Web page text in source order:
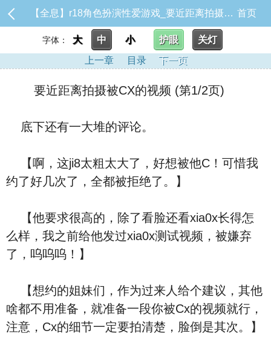
【全息】r18角色扮演性爱游戏_要近距离拍摄被CX的视频 首页
字体： 大 中 小 护眼
关灯
上一章
目录 下一页
要近距离拍摄被CX的视频 (第1/2页)
底下还有一大堆的评论。
【啊，这ji8太粗太大了，好想被他C！可惜我
约了好几次了，全都被拒绝了。】
【他要求很高的，除了看脸还看xia0x长得怎
么样，我之前给他发过xia0x测试视频，被嫌弃
了，呜呜呜！】
【想约的姐妹们，作为过来人给个建议，其他
啥都不用准备，就准备一段你被Cx的视频就行，
注意，Cx的细节一定要拍清楚，脸倒是其次。】